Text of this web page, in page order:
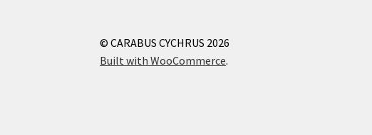
© CARABUS CYCHRUS 2026
Built with WooCommerce.